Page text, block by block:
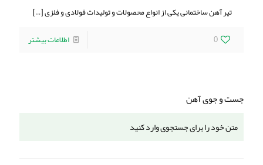
تیر آهن ساختمانی یکی از انواع محصولات و تولیدات فولادی و فلزی[…]
0
اطلاعات بیشتر
جست و جوی آهن